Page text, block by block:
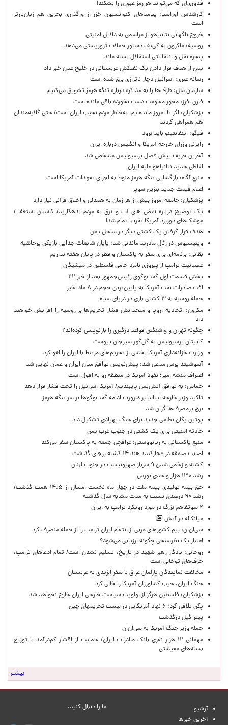
فناوری‌ای که می‌تواند هر رمز عبوری را بشکند!
کارشناس اوراسیا: پیامدهای کنوانسیون خزر از واگذاری بحرین هم زیان‌بارتر
است
خروج ناگهانی نتانیاهو از مراسمی به دلایل امنیتی
روسیه: ماکرون به کی‌یف دستور حملات تروریستی می‌دهد
پنجره‌ نقل و انتقالاتی استقلال بسته ماند
یمن از هدف قرار دادن یک نفتکش عربستانی در خلیج عدن خبر داد
رسانه عبری: اسرائیل دچار ناترازی برق شده است
سازمان ملل: طرف‌ها را به مذاکره درباره تنگه هرمز تشویق می‌کنیم
فارن افرز: محور مقاومت دست نخورده باقی مانده است
پزشکیان: اگر تا امروز مانده‌ایم، به‌خاطر مردم نجیب ایران است/ حتی گلایه‌مندان
هم همراهی کردند
فیگو: اینفانتینو باید برود
رایزنی وزرای خارجه آمریکا و انگلیس درباره ایران
آخرین حریف پیش فصل پرسپولیس مشخص شد
لفاظی جدید نتانیاهو علیه ایران
منبع آگاه: بازگشایی تنگه هرمز منوط به اجرای تعهدات آمریکا است
اعلام قیمت جدید بنزین سوپر
پزشکیان: جامعه امروز بیش از هر زمان به همدلی و اخلاق قرآنی نیاز دارد
یک توضیح درباره قبض های آب و برق به مردم بدهکارید/ کاسبان استعفا /
موشک‌های دوربرد آمریکا تقریبا تمام شد!
هدف قرار گرفتن یک کشتی دیگر در ساحل یمن
وینیسیوس در رئال مادرید ماندنی شد؛ پایان شایعات جدایی بازیکن پرحاشیه
بقائی: برنامه‌ای برای سفر به پاکستان و قطر در پایان هفته نداریم
عصبانیت ترامپ از پیروزی نامزد حامی فلسطین در میشیگان
پخش قسمت اول گفت‌وگوی رئیس‌جمهور بعد از خبر ۲۲
افت صادرات نفت آمریکا به پایین‌ترین حجم در ۸ ماه اخیر
حمله روسیه به ۳ کشتی باری در دریای سیاه
مکرون: اتحادیه اروپا و متحدانش فشار تحریم‌ها بر روسیه را افزایش خواهند
داد
چگونه تهران و واشنگتن قواعد درگیری را بازنویسی کرده‌اند؟
کاپیتان پرسپولیس به گل‌گهر سیرجان پیوست
وزارت خزانه‌داری آمریکا بخشی از تحریم‌های مرتبط با ایران را لغو کرد
آسوشیتد پرس مدعی شد: پیش‌نویس توافق میان ایران و عمان نهایی شد
اعتراف منشه امیر؛ نفوذ آمریکا در منطقه رو به افول است
حماس: به توافق آتش‌بس پایبندیم/ آمریکا اسرائیل را تحت فشار قرار دهد
تاکید وزیر خارجه ایتالیا بر ضرورت ادامه گفت‌وگوها بر سر تنگه هرمز
برق پرمصرف‌ها گران شد
پوتین یگان نظامی جدید برای جنگ پهپادی تشکیل داد
حادثه امنیتی برای یک کشتی در جنوب غرب یمن
منبع پاکستانی به ریانووستی: عراقچی جمعه به پاکستان سفر می‌کند
اصابت صاعقه در «جارکند» هند ۱۴ کشته برجای گذاشت
کشته و زخمی شدن ۹ سرباز صهیونیست در جنوب لبنان
رشد ۱۳۰ هزار واحدی بورس
حق بیمه تولیدی بیمه ملت در چهار ماه نخست امسال از ۱۴.۵ همت گذشت/
رشد ۹۰ درصدی نسبت به مدت مشابه سال گذشته
۲ سوتفاهم بزرگ در مورد رویکرد ترامپ به ایران
میانکاله در آتش
سی‌ان‌ان: بیم کشورهای عربی از انتقام ایران ترامپ را از حمله منصرف کرد
اعتبار یک نظرسنجی چگونه ارزیابی می‌شود؟
روحانی: یادگار رهبر شهید در تاریخ، تسلیم نشدن است/ تمام ادعاهای ترامپ،
حرف‌های توخالی است
مخالفت نمایندگان پارلمان عراق با سفر الزیدی به عربستان
جنگ ایران، جیب کشاورزان آمریکا را خالی کرد
پزشکیان: فلسطین هرگز از اولویت سیاست خارجی ایران خارج نخواهد شد
پکن تلافی کرد؛ ۶ نهاد آمریکایی در لیست تحریمهای چین
پیتر گیل درگذشت
حمله وزیر جنگ آمریکا به سی‌ان‌ان
مهمانی ۱۲ هزار نفری بانک صادرات ایران/ حمایت از اقشار کم‌درآمد با توزیع
بسته‌های معیشتی
بیشتر
آرشیو
آخرین خبرها
ما را دنبال کنید.